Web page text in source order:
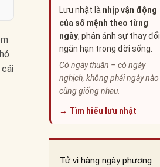
Lưu nhật là nhịp vận động
của số mệnh theo từng
ngày, phản ánh sự thay đổi
ngắn hạn trong đời sống.
Có ngày thuận – có ngày
nghịch, không phải ngày nào
cũng giống nhau.
→ Tìm hiểu lưu nhật
Tử vi hàng ngày phương